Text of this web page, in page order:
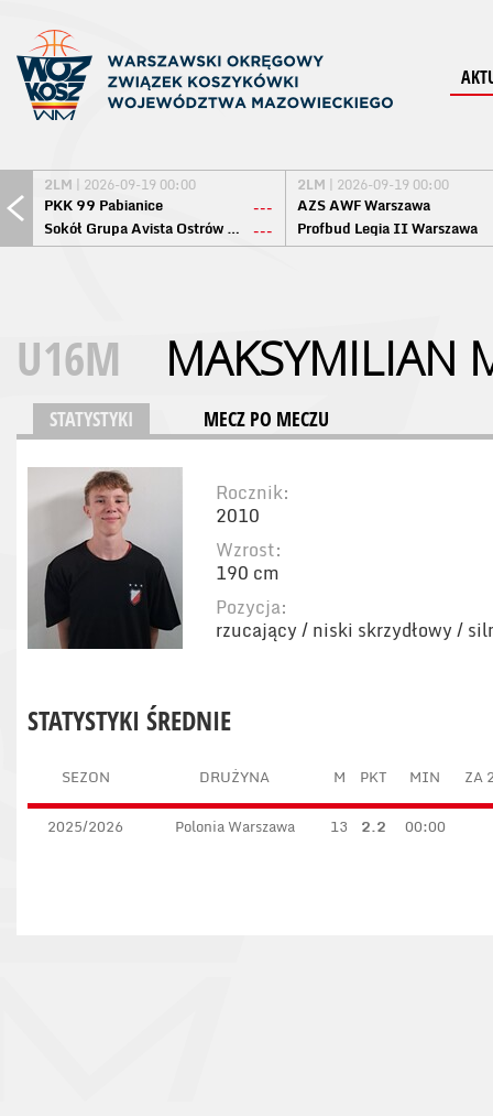
2LM | 2026-09-19 00:00
PKK 99 Pabianice
---
Sokół Grupa Avista Ostrów Maz. ---
2LM | 2026-09-19 00:00
AZS AWF Warszawa
Profbud Legia II Warszawa
U16M MAKSYMILIAN
STATYSTYKI MECZ PO MECZU
Rocznik:
2010
Wzrost:
190 cm
Pozycja:
rzucający / niski skrzydłowy /
STATYSTYKI ŚREDNIE
SEZON DRUŻYNA M PKT MIN ZA
2025/2026 Polonia Warszawa 13 2.2 00:00